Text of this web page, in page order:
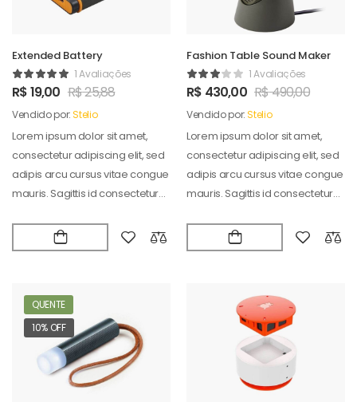
Extended Battery
1 Avaliações
R$19,00 R$25,88
Vendido por:Stelio
Lorem ipsum dolor sit amet,
consectetur adipiscing elit, sed
adipis arcu cursus vitae congue
mauris. Sagittis id consectetur
Fashion Table Sound Maker
1 Avaliações
R$ 430,00 R$490,00
Vendido por:Stelio
Lorem ipsum dolor sit amet,
consectetur adipiscing elit, sed
adipis arcu cursus vitae congue
mauris. Sagittis id consectetur
QUENTE
10% OFF